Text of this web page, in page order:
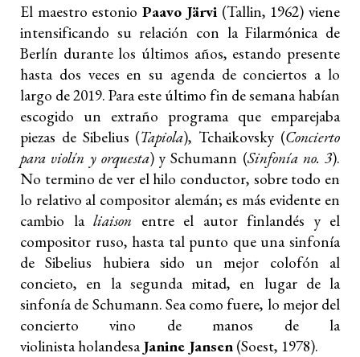
El maestro estonio Paavo Järvi(Tallin, 1962) viene
intensificando su relación con la Filarmónica de
Berlín durante los últimos años, estando presente
hasta dos veces en su agenda de conciertos a lo
largo de 2019. Para este último fin de semana habían
escogido un extraño programa que emparejaba
piezas de Sibelius (Tapiola), Tchaikovsky (Concierto
para violín y orquesta) y Schumann (Sinfonía no. 3).
No termino de ver el hilo conductor, sobre todo en
lo relativo al compositor alemán; es más evidente en
cambio la liaison entre el autor finlandés y el
compositor ruso, hasta tal punto que una sinfonía
de Sibelius hubiera sido un mejor colofón al
concieto, en la segunda mitad, en lugar de la
sinfonía de Schumann. Sea como fuere, lo mejor del
concierto vino de manos de la
violinista holandesa Janine Jansen (Soest, 1978).